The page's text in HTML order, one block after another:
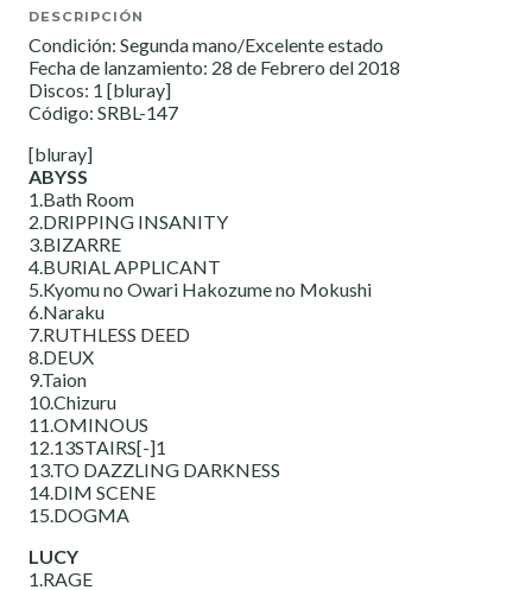
DESCRIPCIÓN
Condición: Segunda mano/Excelente estado
Fecha de lanzamiento: 28 de Febrero del 2018
Discos: 1 [bluray]
Código: SRBL-147
[bluray]
ABYSS
1.Bath Room
2.DRIPPING INSANITY
3.BIZARRE
4.BURIAL APPLICANT
5.Kyomu no Owari Hakozume no Mokushi
6.Naraku
7.RUTHLESS DEED
8.DEUX
9.Taion
10.Chizuru
11.OMINOUS
12.13STAIRS[-]1
13.TO DAZZLING DARKNESS
14.DIM SCENE
15.DOGMA
LUCY
1.RAGE